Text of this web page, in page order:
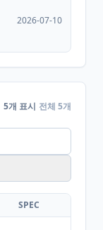
2026-07-10
5개 표시 전체 5개
SPEC